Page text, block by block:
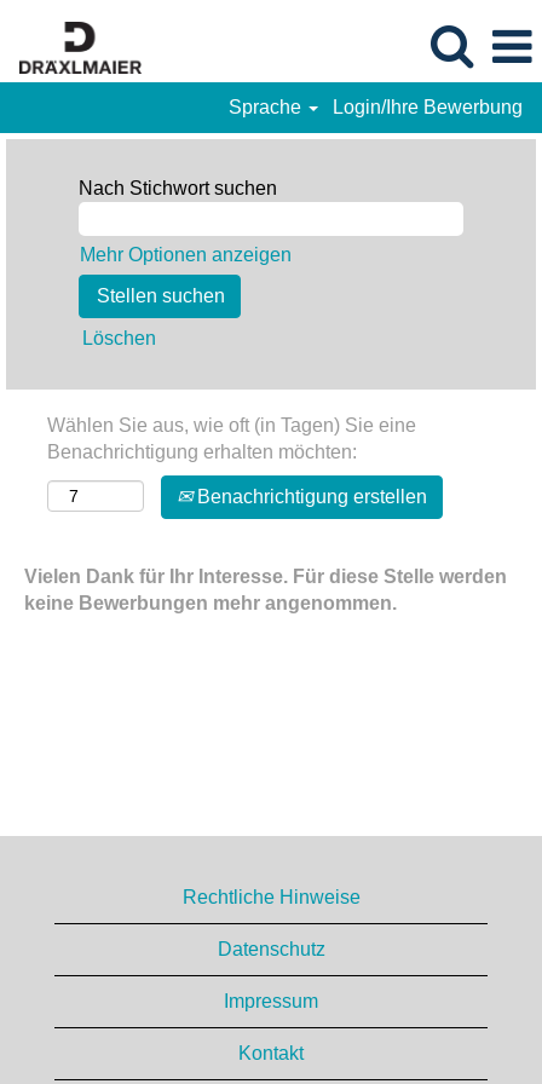
Sprache Login/Ihre Bewerbung
Nach Stichwort suchen
Mehr Optionen anzeigen
Löschen
Wählen Sie aus, wie oft (in Tagen) Sie eine
Benachrichtigung erhalten möchten:
Benachrichtigung erstellen
Vielen Dank für Ihr Interesse. Für diese Stelle werden
keine Bewerbungen mehr angenommen.
Rechtliche Hinweise
Datenschutz
Impressum
Kontakt